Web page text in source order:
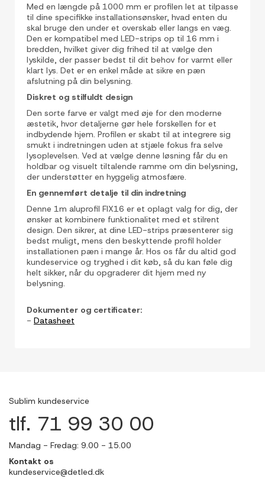
Med en længde på 1000 mm er profilen let at tilpasse
til dine specifikke installationsønsker, hvad enten du
skal bruge den under et overskab eller langs en væg.
Den er kompatibel med LED-strips op til 16 mm i
bredden, hvilket giver dig frihed til at vælge den
lyskilde, der passer bedst til dit behov for varmt eller
klart lys. Det er en enkel måde at sikre en pæn
afslutning på din belysning.
Diskret og stilfuldt design
Den sorte farve er valgt med øje for den moderne
æstetik, hvor detaljerne gør hele forskellen for et
indbydende hjem. Profilen er skabt til at integrere sig
smukt i indretningen uden at stjæle fokus fra selve
lysoplevelsen. Ved at vælge denne løsning får du en
holdbar og visuelt tiltalende ramme om din belysning,
der understøtter en hyggelig atmosfære.
En gennemført detalje til din indretning
Denne 1m aluprofil FIX16 er et oplagt valg for dig, der
ønsker at kombinere funktionalitet med et stilrent
design. Den sikrer, at dine LED-strips præsenterer sig
bedst muligt, mens den beskyttende profil holder
installationen pæn i mange år. Hos os får du altid god
kundeservice og tryghed i dit køb, så du kan føle dig
helt sikker, når du opgraderer dit hjem med ny
belysning.
Dokumenter og certificater:
- Datasheet
Sublim kundeservice
tlf. 71 99 30 00
Mandag - Fredag: 9.00 - 15.00
Kontakt os
kundeservice@detled.dk